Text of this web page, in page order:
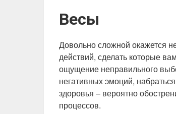
Весы
Довольно сложной окажется
действий, сделать которые
ощущение неправильного
негативных эмоций,
здоровья – вероятно
процессов.